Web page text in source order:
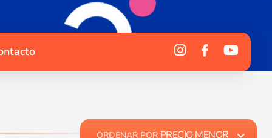
ORDENAR POR PRECIO MENOR